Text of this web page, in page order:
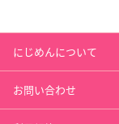
にじめんについて
お問い合わせ